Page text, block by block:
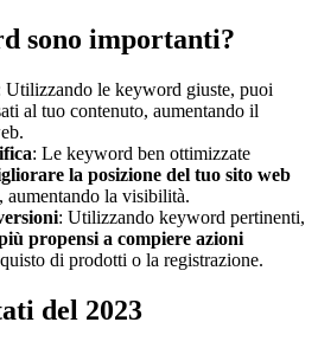
sono importanti?
Utilizzando le keyword giuste, puoi
al tuo contenuto, aumentando il
: Le keyword ben ottimizzate
la posizione del tuo sito web
aumentando la visibilità.
: Utilizzando keyword pertinenti,
propensi a compiere azioni
di prodotti o la registrazione.
del 2023